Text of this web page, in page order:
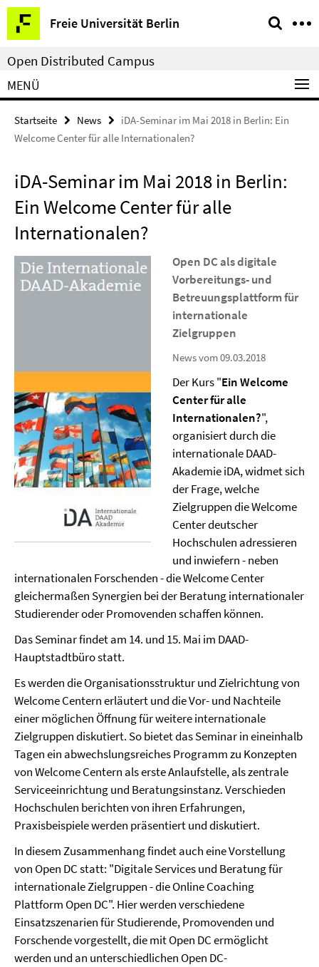
Springe
direkt
zu
Inhalt
Freie Universität Berlin
Service-
Navigation
Open Distributed Campus
MENÜ
Startseite News
iDA-Seminar im Mai 2018 in Berlin: Ein
Welcome Center für alle Internationalen?
iDA-Seminar im Mai 2018 in Berlin:
Ein Welcome Center für alle
Internationalen?
Open DC als digitale
Vorbereitungs- und
Betreuungsplattform für
internationale
Zielgruppen
News vom 09.03.2018
Der Kurs "Ein Welcome
Center für alle
Internationalen?",
organisiert durch die
internationale DAAD-
Akademie iDA, widmet sich
der Frage, welche
Zielgruppen die Welcome
Center deutscher
Hochschulen adressieren
und inwiefern - neben
internationalen Forschenden - die Welcome Center
gleichermaßen Synergien bei der Beratung internationaler
Studierender oder Promovenden schaffen können.
Das Seminar findet am 14. und 15. Mai im DAAD-
Hauptstadtbüro statt.
Es werden die Organisationsstruktur und Zielrichtung von
Welcome Centern erläutert und die Vor- und Nachteile
einer möglichen Öffnung für weitere internationale
Zielgruppen diskutiert. So bietet das Seminar in eineinhalb
Tagen ein abwechslungsreiches Programm zu Konzepten
von Welcome Centern als erste Anlaufstelle, als zentrale
Serviceeinrichtung und Beratungsinstanz. Verschieden
Hochschulen berichten von ihren Erfahrungen,
Praxisbeispiele werden präsentiert und diskutiert.
In diesem Zusammenhang findet auch eine Vorstellung
von Open DC statt: "Digitale Services und Beratung für
internationale Zielgruppen - die Online Coaching
Plattform Open DC". Hier werden verschiedene
Einsatzszenarien für Studierende, Promovenden und
Forschende vorgestellt, die mit Open DC ermöglicht
werden und an unterschiedlichen Open DC-